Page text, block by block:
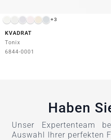
+3
KVADRAT
Tonix
6844-0001
Haben
Unser Expertenteam
Auswahl Ihrer perfekten